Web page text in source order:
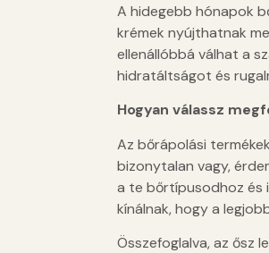
A hidegebb hónapok
krémek nyújthatnak
ellenállóbbá válhat a
hidratáltságot és
Hogyan válassz
Az bőrápolási
bizonytalan vagy,
a te bőrtípusodhoz és
kínálnak, hogy a
Összefoglalva, az ősz